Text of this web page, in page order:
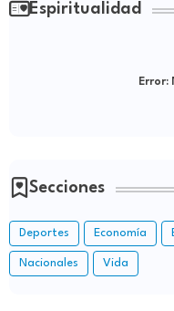
Espiritualidad
Error:
Secciones
Deportes Economía
Nacionales Vida